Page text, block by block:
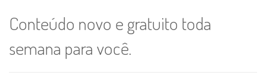
Conteúdo novo e gratuito toda
semana para você.